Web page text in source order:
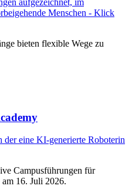
bieten flexible Wege zu
Campusführungen für
16. Juli 2026.